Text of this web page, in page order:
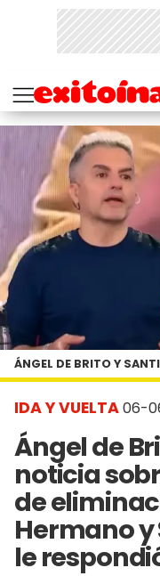
IDA Y VUELTA06-
Ángel de
noticia
de
Hermano
le
ÁNGEL DE BRITO Y